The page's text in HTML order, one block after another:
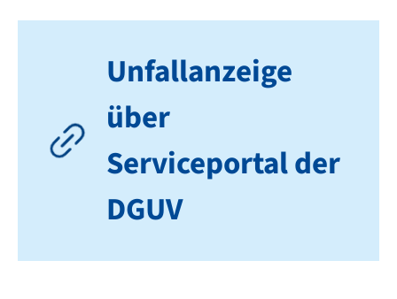
Unfallanzeige
über
Serviceportal der
DGUV